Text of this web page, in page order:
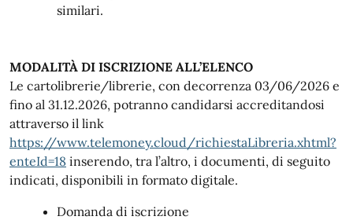
similari.
MODALITÀ DI ISCRIZIONE ALL’ELENCO
Le cartolibrerie/librerie, con decorrenza 03/06/2026 e
fino al 31.12.2026, potranno candidarsi accreditandosi
attraverso il link
https://www.telemoney.cloud/richiestaLibreria.xhtml?
enteId=18 inserendo, tra l’altro, i documenti, di seguito
indicati, disponibili in formato digitale.
Domanda di iscrizione